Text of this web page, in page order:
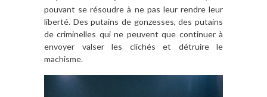
pouvant se résoudre à ne pas leur rendre leur
liberté. Des putains de gonzesses, des putains
de criminelles qui ne peuvent que continuer à
envoyer valser les clichés et détruire le
machisme.